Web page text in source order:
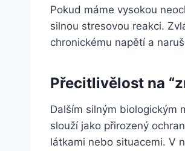
Pokud máme vysokou
silnou stresovou reakci.
chronickému napětí a
Přecitlivělost na
Dalším silným biologickým
slouží jako přirozený
látkami nebo situacemi. V